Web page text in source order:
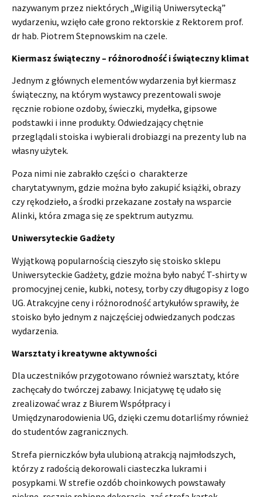
nazywanym przez niektórych „Wigilią Uniwersytecką”
wydarzeniu, wzięło całe grono rektorskie z Rektorem prof.
dr hab. Piotrem Stepnowskim na czele.
Kiermasz świąteczny – różnorodność i świąteczny klimat
Jednym z głównych elementów wydarzenia był kiermasz
świąteczny, na którym wystawcy prezentowali swoje
ręcznie robione ozdoby, świeczki, mydełka, gipsowe
podstawki i inne produkty. Odwiedzający chętnie
przeglądali stoiska i wybierali drobiazgi na prezenty lub na
własny użytek.
Poza nimi nie zabrakło części o charakterze
charytatywnym, gdzie można było zakupić książki, obrazy
czy rękodzieło, a środki przekazane zostały na wsparcie
Alinki, która zmaga się ze spektrum autyzmu.
Uniwersyteckie Gadżety
Wyjątkową popularnością cieszyło się stoisko sklepu
Uniwersyteckie Gadżety, gdzie można było nabyć T-shirty w
promocyjnej cenie, kubki, notesy, torby czy długopisy z logo
UG. Atrakcyjne ceny i różnorodność artykułów sprawiły, że
stoisko było jednym z najczęściej odwiedzanych podczas
wydarzenia.
Warsztaty i kreatywne aktywności
Dla uczestników przygotowano również warsztaty, które
zachęcały do twórczej zabawy. Inicjatywę tę udało się
zrealizować wraz z Biurem Współpracy i
Umiędzynarodowienia UG, dzięki czemu dotarliśmy również
do studentów zagranicznych.
Strefa pierniczków była ulubioną atrakcją najmłodszych,
którzy z radością dekorowali ciasteczka lukrami i
posypkami. W strefie ozdób choinkowych powstawały